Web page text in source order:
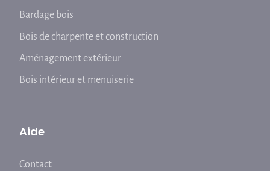
Bardage bois
Bois de charpente et construction
Aménagement extérieur
Bois intérieur et menuiserie
Aide
Contact